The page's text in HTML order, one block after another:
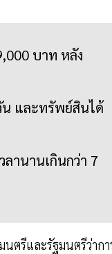
บาท หลัง
น และทรัพย์สินได้
านานเกินกว่า 7
ตรีและรัฐมนตรีว่ากา